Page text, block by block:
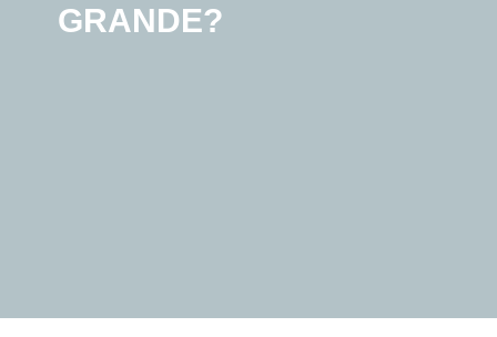
GRANDE?